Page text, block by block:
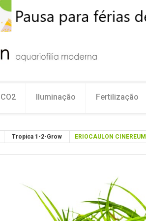
CO2 Iluminação Fertilização
Tropica 1-2-Grow ERIOCAULON CINEREUM